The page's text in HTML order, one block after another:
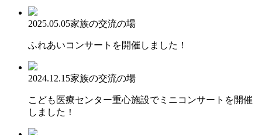
2025.05.05家族の交流の場
ふれあいコンサートを開催しました！
2024.12.15家族の交流の場
こども医療センター重心施設でミニコンサートを開催
しました！